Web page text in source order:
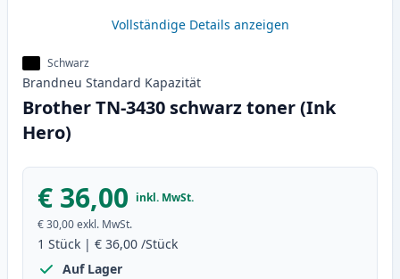
Vollständige Details anzeigen
Schwarz
Brandneu Standard Kapazität
Brother TN-3430 schwarz toner (Ink
Hero)
€ 36,00 inkl. MwSt.
€ 30,00exkl. MwSt.
1 Stück | € 36,00 /Stück
Auf Lager